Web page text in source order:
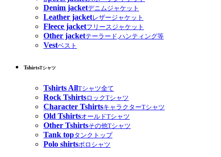
Denim jacketデニムジャケット
Leather jacketレザージャケット
Fleece jacketフリースジャケット
Other jacketテーラード,ハンティング等
Vestベスト
TshirtsTシャツ
Tshirts AllTシャツ全て
Rock TshirtsロックTシャツ
Character TshirtsキャラクターTシャツ
Old TshirtsオールドTシャツ
Other Tshirtsその他Tシャツ
Tank topタンクトップ
Polo shirtsポロシャツ